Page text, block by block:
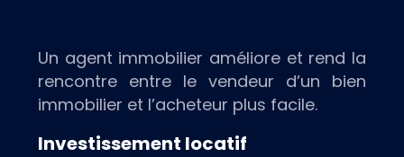
Un agent immobilier améliore et rend la
rencontre entre le vendeur d’un bien
immobilier et l’acheteur plus facile.
Investissement locatif